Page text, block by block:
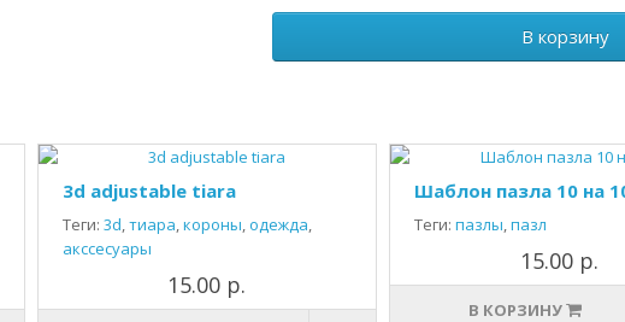
В корзину
3d adjustable tiara
Теги: 3d,тиара,короны,одежда,
акссесуары
15.00 р.
Шаблон пазла 10 на
Теги: пазлы,пазл
15.00 р.
В КОРЗИНУ